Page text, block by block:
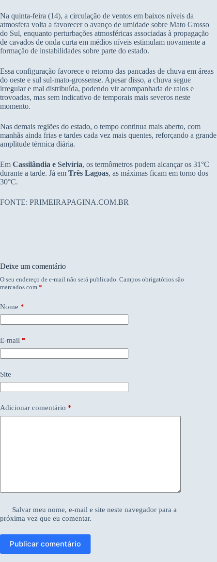
Na quinta-feira (14), a circulação de ventos em baixos níveis da
atmosfera volta a favorecer o avanço de umidade sobre Mato Grosso
do Sul, enquanto perturbações atmosféricas associadas à propagação
de cavados de onda curta em médios níveis estimulam novamente a
formação de instabilidades sobre parte do estado.
Essa configuração favorece o retorno das pancadas de chuva em áreas
do oeste e sul sul-mato-grossense. Apesar disso, a chuva segue
irregular e mal distribuída, podendo vir acompanhada de raios e
trovoadas, mas sem indicativo de temporais mais severos neste
momento.
Nas demais regiões do estado, o tempo continua mais aberto, com
manhãs ainda frias e tardes cada vez mais quentes, reforçando a grande
amplitude térmica diária.
Em Cassilândia e Selvíria, os termômetros podem alcançar os 31°C
durante a tarde. Já em Três Lagoas, as máximas ficam em torno dos
30°C.
FONTE: PRIMEIRAPAGINA.COM.BR
Deixe um comentário
O seu endereço de e-mail não será publicado. Campos obrigatórios são
marcados com *
Nome *
E-mail *
Site
Adicionar comentário *
Salvar meu nome, e-mail e site neste navegador para a
próxima vez que eu comentar.
Publicar comentário